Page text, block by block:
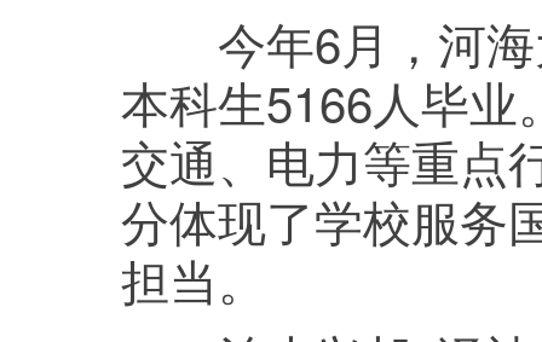
今年6月，河海
本科生5166人毕业
交通、电力等重点
分体现了学校服务
担当。